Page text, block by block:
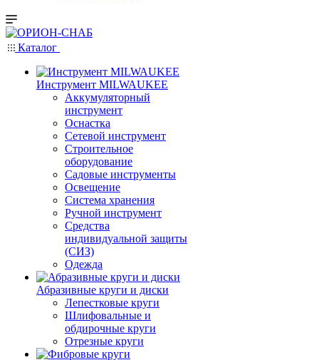
Каталог
Инструмент MILWAUKEE
Аккумуляторный
инструмент
Оснастка
Сетевой инструмент
Строительное
оборудование
Садовые инструменты
Освещение
Система хранения
Ручной инструмент
Средства
индивидуальной защиты
(СИЗ)
Одежда
Абразивные круги и диски
Лепестковые круги
Шлифовальные и
обдирочные круги
Отрезные круги